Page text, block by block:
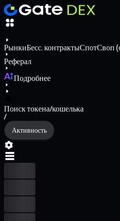
РынкиБесс. контрактыСпотСвоп
Реферал
Подробнее
Поиск токена/кошелька
/
Активность